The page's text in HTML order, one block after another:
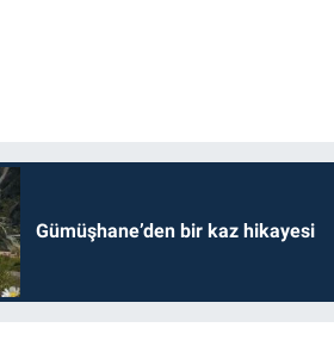
Gümüşhane’den bir kaz hikayesi